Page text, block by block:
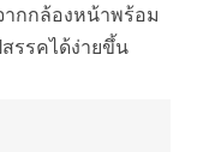
ากกล้องหน้าพร้อม
รรคได้ง่ายขึ้น